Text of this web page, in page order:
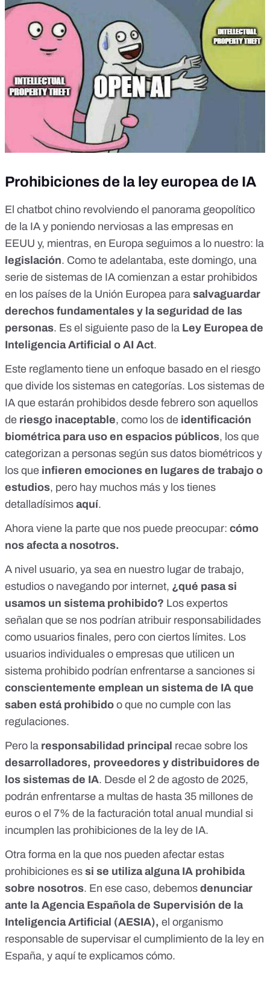
Prohibiciones de la ley europea de IA
El chatbot chino revolviendo el panorama geopolítico
de la IA y poniendo nerviosas a las empresas en
EEUU y, mientras, en Europa seguimos a lo nuestro: la
legislación. Como te adelantaba, este domingo, una
serie de sistemas de IA comienzan a estar prohibidos
en los países de la Unión Europea para salvaguardar
derechos fundamentales y la seguridad de las
personas. Es el siguiente paso de la Ley Europea de
Inteligencia Artificial o AI Act.
Este reglamento tiene un enfoque basado en el riesgo
que divide los sistemas en categorías. Los sistemas de
IA que estarán prohibidos desde febrero son aquellos
de riesgo inaceptable, como los de identificación
biométrica para uso en espacios públicos, los que
categorizan a personas según sus datos biométricos y
los que infieren emociones en lugares de trabajo o
estudios, pero hay muchos más y los tienes
detalladísimos aquí.
Ahora viene la parte que nos puede preocupar: cómo
nos afecta a nosotros.
A nivel usuario, ya sea en nuestro lugar de trabajo,
estudios o navegando por internet, ¿qué pasa si
usamos un sistema prohibido? Los expertos
señalan que se nos podrían atribuir responsabilidades
como usuarios finales, pero con ciertos límites. Los
usuarios individuales o empresas que utilicen un
sistema prohibido podrían enfrentarse a sanciones si
conscientemente emplean un sistema de IA que
saben está prohibido o que no cumple con las
regulaciones.
Pero la responsabilidad principal recae sobre los
desarrolladores, proveedores y distribuidores de
los sistemas de IA. Desde el 2 de agosto de 2025,
podrán enfrentarse a multas de hasta 35 millones de
euros o el 7% de la facturación total anual mundial si
incumplen las prohibiciones de la ley de IA.
Otra forma en la que nos pueden afectar estas
prohibiciones es si se utiliza alguna IA prohibida
sobre nosotros. En ese caso, debemos denunciar
ante la Agencia Española de Supervisión de la
Inteligencia Artificial (AESIA), el organismo
responsable de supervisar el cumplimiento de la ley en
España, y aquí te explicamos cómo.